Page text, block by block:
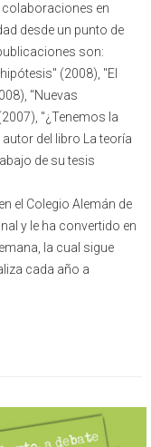
en
desde un punto de
son:
(2008), "El
"Nuevas
"¿Tenemos la
del libro La teoría
de su tesis
el Colegio Alemán de
y le ha convertido en
la cual sigue
cada año a